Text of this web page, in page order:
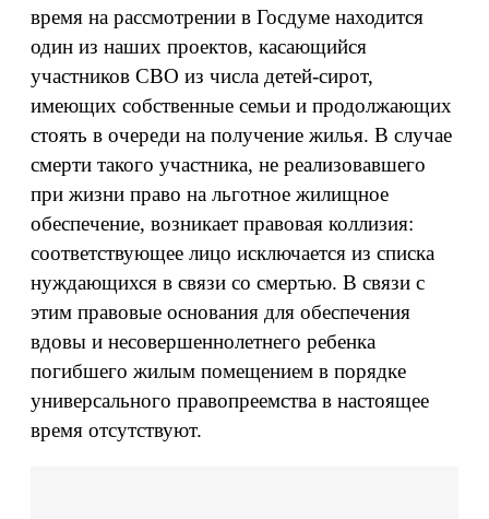
время на рассмотрении в Госдуме находится
один из наших проектов, касающийся
участников СВО из числа детей-сирот,
имеющих собственные семьи и продолжающих
стоять в очереди на получение жилья. В случае
смерти такого участника, не реализовавшего
при жизни право на льготное жилищное
обеспечение, возникает правовая коллизия:
соответствующее лицо исключается из списка
нуждающихся в связи со смертью. В связи с
этим правовые основания для обеспечения
вдовы и несовершеннолетнего ребенка
погибшего жилым помещением в порядке
универсального правопреемства в настоящее
время отсутствуют.